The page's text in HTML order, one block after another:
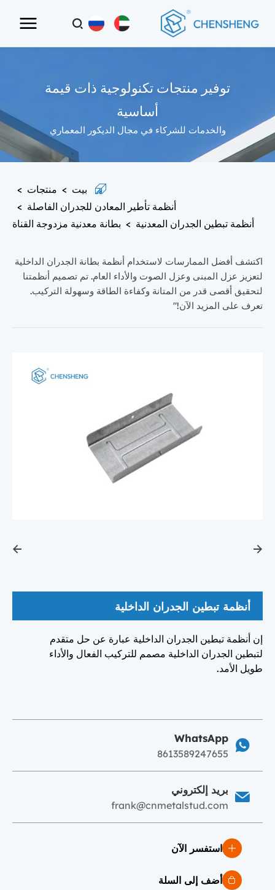
توفير منتجات تكنولوجية ذات قيمة
أساسية
والخدمات للشركاء في مجال الديكور المعماري
بيت > منتجات >
أنظمة تأطير المعادن للجدران الفاصلة >
أنظمة تبطين الجدران المعدنية > بطانة معدنية مزدوجة القناة
اكتشف أفضل الممارسات لاستخدام أنظمة بطانة الجدران الداخلية
لتعزيز عزل المبنى وعزل الصوت والأداء العام. تم تصميم أنظمتنا
لتحقيق أقصى قدر من المتانة وكفاءة الطاقة وسهولة التركيب.
تعرف على المزيد الآن!"
أنظمة تبطين الجدران الداخلية
إن أنظمة تبطين الجدران الداخلية عبارة عن حل متقدم
لتبطين الجدران الداخلية مصمم للتركيب الفعال والأداء
طويل الأمد.
WhatsApp
8613589247655
بريد إلكتروني
frank@cnmetalstud.com
استفسر الآن
أضف إلى السلة